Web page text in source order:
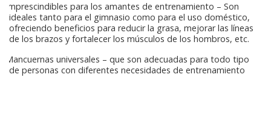
Imprescindibles para los amantes de entrenamiento – Son
ideales tanto para el gimnasio como para el uso doméstico,
ofreciendo beneficios para reducir la grasa, mejorar las líneas
de los brazos y fortalecer los músculos de los hombros, etc.
Mancuernas universales – que son adecuadas para todo tipo
de personas con diferentes necesidades de entrenamiento